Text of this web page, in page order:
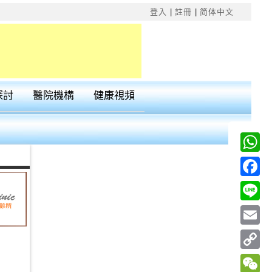
登入 |註冊 简体中文
討 醫院機構 健康視頻
Line